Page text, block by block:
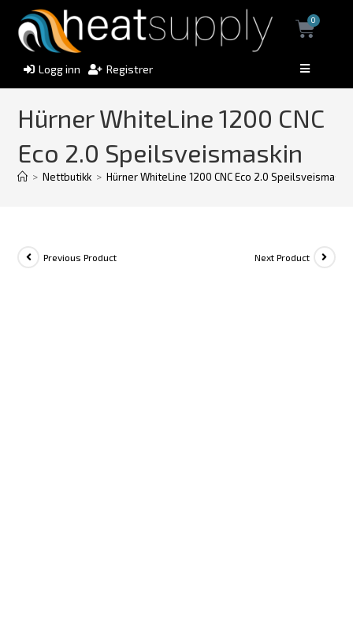
Logg inn Registrer
0
Hürner WhiteLine 1200 CNC
Eco 2.0 Speilsveismaskin
> Nettbutikk > Hürner WhiteLine 1200 CNC Eco 2.0 Speilsveismaskin
Previous Product Next Product